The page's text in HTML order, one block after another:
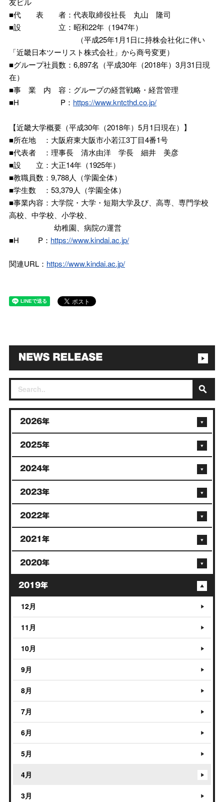
■代 表 者：代表取締役社長 丸山 隆司
■設 立：昭和22年（1947年）
（平成25年1月1日に持株会社化に伴い
「近畿日本ツーリスト株式会社」から商号変更）
■グループ社員数：6,897名（平成30年（2018年）3月31日現
在）
■事 業 内 容：グループの経営戦略・経営管理
■H P： https://www.kntcthd.co.jp/
【近畿大学概要（平成30年（2018年）5月1日現在）】
■所在地 ：大阪府東大阪市小若江3丁目4番1号
■代表者 ：理事長 清水由洋 学長 細井 美彦
■設 立：大正14年（1925年）
■教職員数：9,788⼈（学園全体）
■学生数 ：53,379⼈（学園全体）
■事業内容：大学院・大学・短期大学及び、高専、専門学校
高校、中学校、小学校、
幼稚園、病院の運営
■H P： https://www.kindai.ac.jp/
関連URL： https://www.kindai.ac.jp/
2026年
2025年
2024年
2023年
2022年
2021年
2020年
2019年
12月
11月
10月
9月
8月
7月
6月
5月
4月
3月